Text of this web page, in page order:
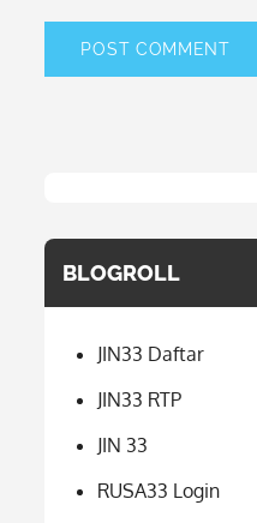
BLOGROLL
JIN33 Daftar
JIN33 RTP
JIN 33
RUSA33 Login